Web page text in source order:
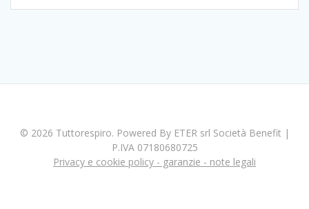
© 2026 Tuttorespiro. Powered By ETER srl Società Benefit |
P.IVA 07180680725
Privacy e cookie policy - garanzie - note legali